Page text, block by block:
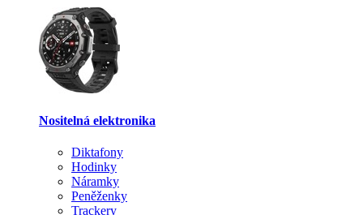
Nositelná elektronika
Diktafony
Hodinky
Náramky
Peněženky
Trackery